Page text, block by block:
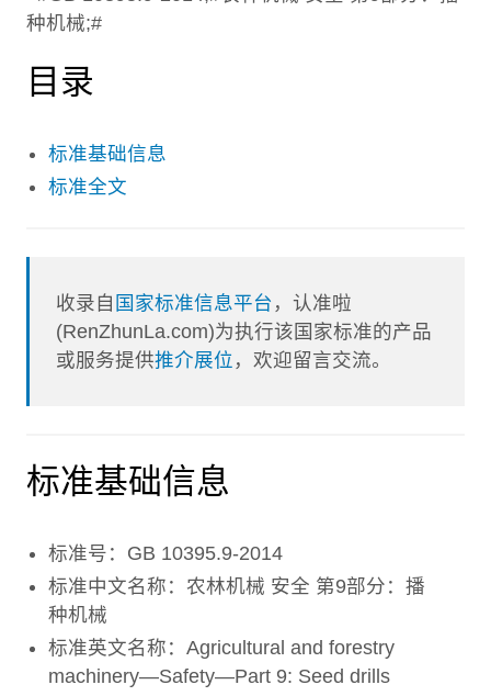
种机械;#
目录
标准基础信息
标准全文
收录自 国家标准信息平台 ，认准啦
(RenZhunLa.com)为执行该国家标准的产品
或服务提供推介展位 ，欢迎留言交流。
标准基础信息
标准号：GB 10395.9-2014
标准中文名称：农林机械 安全 第9部分：播
种机械
标准英文名称：Agricultural and forestry
machinery—Safety—Part 9: Seed drills